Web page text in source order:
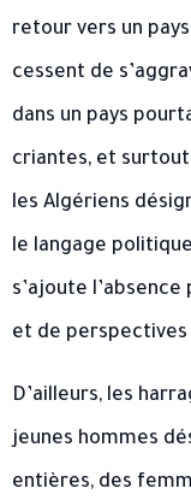
retour vers un
cessent de
dans un pays
criantes, et
les Algériens
le langage
s’ajoute
et de perspectives
D’ailleurs, les
jeunes hommes
entières, des